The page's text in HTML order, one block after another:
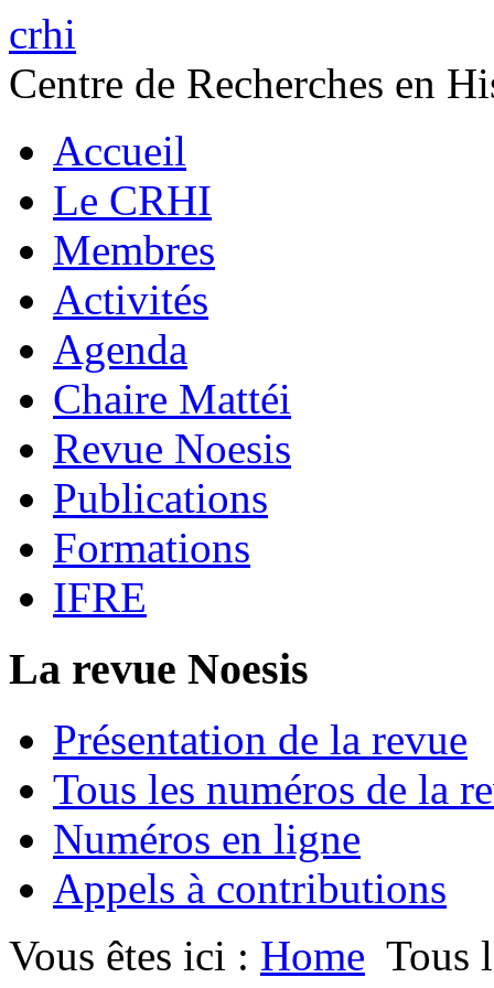
crhi
Centre de Recherches en
Accueil
Le CRHI
Membres
Activités
Agenda
Chaire Mattéi
Revue Noesis
Publications
Formations
IFRE
La revue Noesis
Présentation de la revue
Tous les numéros de la
Numéros en ligne
Appels à contributions
Vous êtes ici : Home Tous